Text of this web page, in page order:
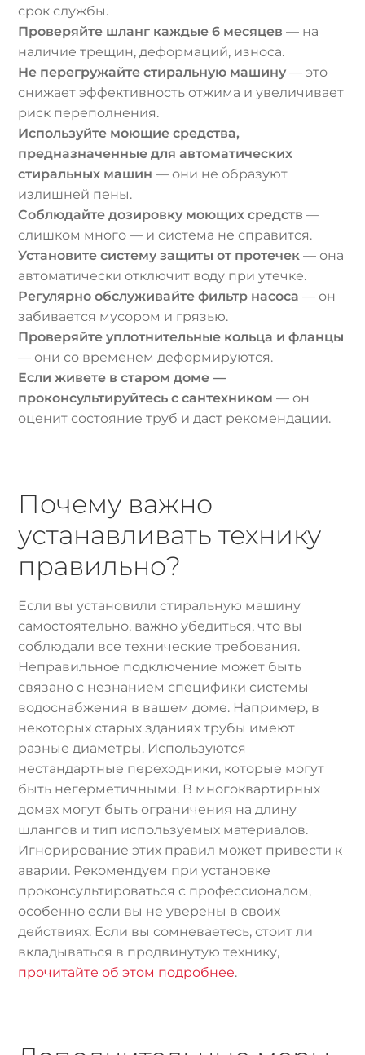
срок службы.
Проверяйте шланг каждые 6 месяцев — на
наличие трещин, деформаций, износа.
Не перегружайте стиральную машину — это
снижает эффективность отжима и увеличивает
риск переполнения.
Используйте моющие средства,
предназначенные для автоматических
стиральных машин — они не образуют
излишней пены.
Соблюдайте дозировку моющих средств —
слишком много — и система не справится.
Установите систему защиты от протечек — она
автоматически отключит воду при утечке.
Регулярно обслуживайте фильтр насоса — он
забивается мусором и грязью.
Проверяйте уплотнительные кольца и фланцы
— они со временем деформируются.
Если живете в старом доме —
проконсультируйтесь с сантехником — он
оценит состояние труб и даст рекомендации.
Почему важно
устанавливать технику
правильно?
Если вы установили стиральную машину
самостоятельно, важно убедиться, что вы
соблюдали все технические требования.
Неправильное подключение может быть
связано с незнанием специфики системы
водоснабжения в вашем доме. Например, в
некоторых старых зданиях трубы имеют
разные диаметры. Используются
нестандартные переходники, которые могут
быть негерметичными. В многоквартирных
домах могут быть ограничения на длину
шлангов и тип используемых материалов.
Игнорирование этих правил может привести к
аварии. Рекомендуем при установке
проконсультироваться с профессионалом,
особенно если вы не уверены в своих
действиях. Если вы сомневаетесь, стоит ли
вкладываться в продвинутую технику,
прочитайте об этом подробнее.